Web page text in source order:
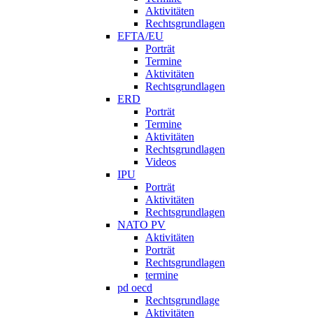
Aktivitäten
Rechtsgrundlagen
EFTA/EU
Porträt
Termine
Aktivitäten
Rechtsgrundlagen
ERD
Porträt
Termine
Aktivitäten
Rechtsgrundlagen
Videos
IPU
Porträt
Aktivitäten
Rechtsgrundlagen
NATO PV
Aktivitäten
Porträt
Rechtsgrundlagen
termine
pd oecd
Rechtsgrundlage
Aktivitäten